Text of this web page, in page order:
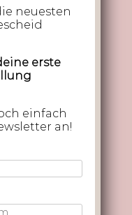
Nuance...
Jasmin
|Seifenküche
Linja’s
in
und
gesiedet.
Abend
spät.
neuesten
erste
einfach
an!